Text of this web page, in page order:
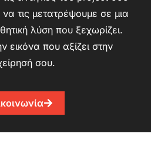
τις μετατρέψουμε σε μια
λύση που ξεχωρίζει.
εικόνα που αξίζει στην
σου.